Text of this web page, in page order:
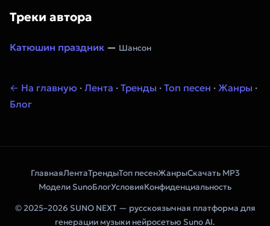
Треки автора
Катюшин праздник — Шансон
← На главную · Лента · Тренды · Топ песен · Жанры ·
Блог
ГлавнаяЛентаТрендыТоп песенЖанрыСкачать MP3
Модели SunoБлогУсловияКонфиденциальность
© 2025–2026 SUNO NEXT — русскоязычная платформа для
генерации музыки нейросетью Suno AI.